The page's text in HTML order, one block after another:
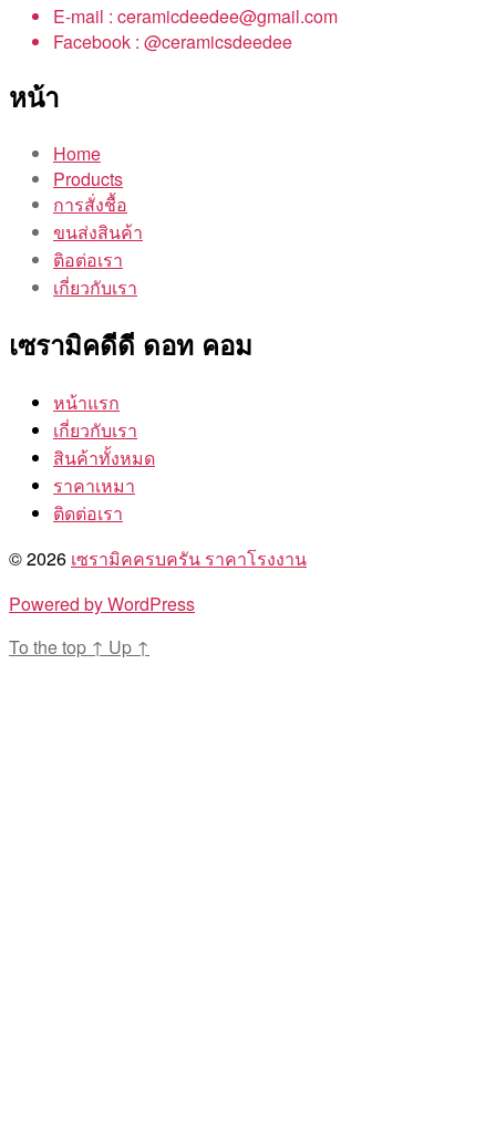
E-mail : ceramicdeedee@gmail.com
Facebook : @ceramicsdeedee
หน้า
Home
Products
การสั่งชื้อ
ขนส่งสินค้า
ติอต่อเรา
เกี่ยวกับเรา
เซรามิคดีดี ดอท คอม
หน้าแรก
เกี่ยวกับเรา
สินค้าทั้งหมด
ราคาเหมา
ติดต่อเรา
© 2026 เซรามิคครบครัน ราคาโรงงาน
Powered by WordPress
To the top ↑ Up ↑